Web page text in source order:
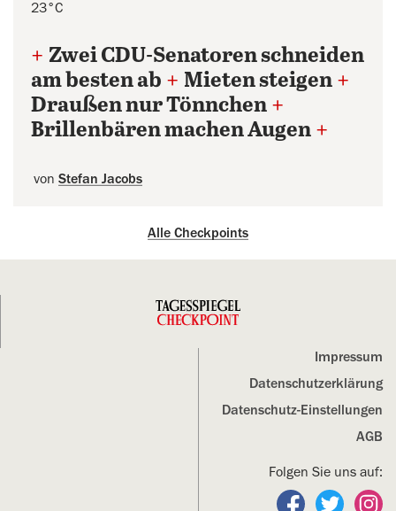
23°C
+ Zwei CDU-Senatoren schneiden
am besten ab + Mieten steigen +
Draußen nur Tönnchen +
Brillenbären machen Augen +
von Stefan Jacobs
Alle Checkpoints
Impressum
Datenschutz­erklärung
Datenschutz-Einstellungen
AGB
Folgen Sie uns auf:
Folgen Sie